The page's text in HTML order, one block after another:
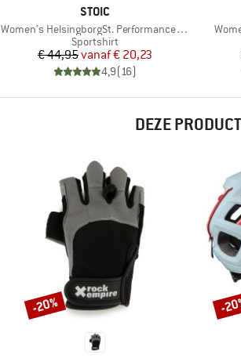
MERK
STOIC
Artikel
Women's HelsingborgSt. Performance L/S
Productgroep
Sportshirt
Prijs
€ 44,95 Verlaagde prijs
vanaf€ 20,23
4,9(16)
DEZE
Korting
-20% -